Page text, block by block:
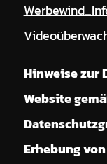
Hinweise zur
Website
Erhebung